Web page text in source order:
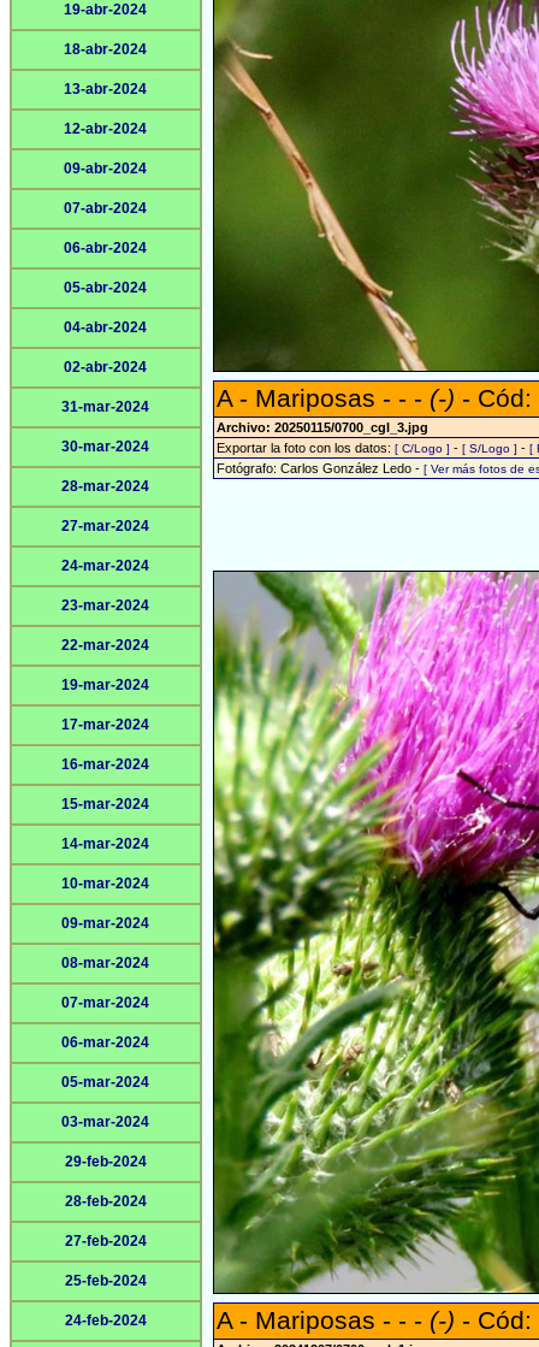
19-abr-2024
18-abr-2024
13-abr-2024
12-abr-2024
09-abr-2024
07-abr-2024
06-abr-2024
05-abr-2024
04-abr-2024
02-abr-2024
31-mar-2024
30-mar-2024
28-mar-2024
27-mar-2024
24-mar-2024
23-mar-2024
22-mar-2024
19-mar-2024
17-mar-2024
16-mar-2024
15-mar-2024
14-mar-2024
10-mar-2024
09-mar-2024
08-mar-2024
07-mar-2024
06-mar-2024
05-mar-2024
03-mar-2024
29-feb-2024
28-feb-2024
27-feb-2024
25-feb-2024
24-feb-2024
A - Mariposas - - - (-) - Cód:
Archivo: 20250115/0700_cgl_3.jpg
Exportar la foto con los datos: [ C/Logo ] - [ S/Logo ] - [
Fotógrafo: Carlos González Ledo - [ Ver más fotos de
A - Mariposas - - - (-) - Cód: